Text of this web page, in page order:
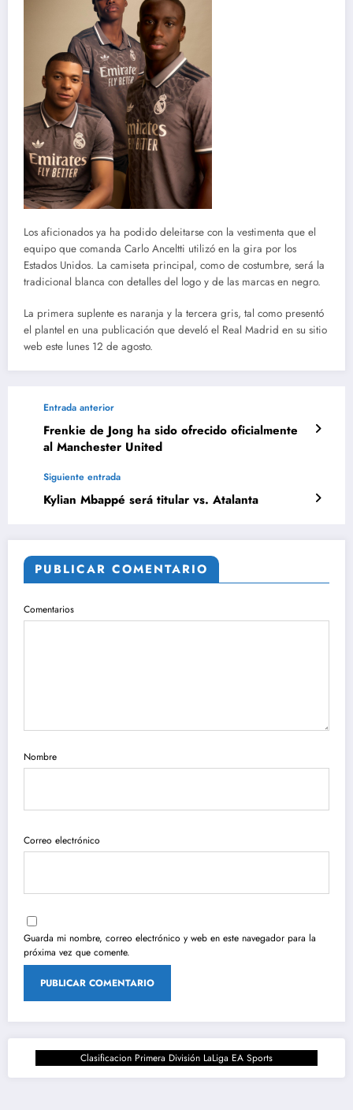
Los aficionados ya ha podido deleitarse con la vestimenta que el
equipo que comanda Carlo Anceltti utilizó en la gira por los
Estados Unidos. La camiseta principal, como de costumbre, será la
tradicional blanca con detalles del logo y de las marcas en negro.
La primera suplente es naranja y la tercera gris, tal como presentó
el plantel en una publicación que develó el Real Madrid en su sitio
web este lunes 12 de agosto.
Entrada anterior
Frenkie de Jong ha sido ofrecido oficialmente
al Manchester United
Siguiente entrada
Kylian Mbappé será titular vs. Atalanta
PUBLICAR COMENTARIO
Comentarios
Nombre
Correo electrónico
Guarda mi nombre, correo electrónico y web en este navegador para la
próxima vez que comente.
Clasificacion Primera División LaLiga EA Sports